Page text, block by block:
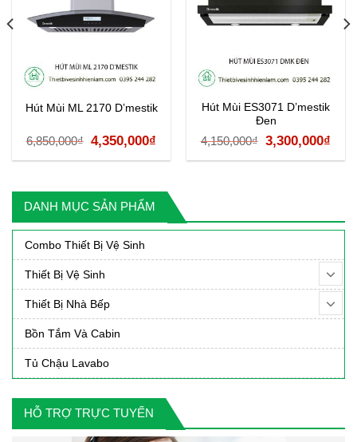
DANH MỤC SẢN PHẨM
Combo Thiết Bị Vệ Sinh
Thiết Bị Vệ Sinh
Thiết Bị Nhà Bếp
Bồn Tắm Và Cabin
Tủ Chậu Lavabo
HỖ TRỢ TRỰC TUYẾN
Hút Mùi ML 2170 D’mestik
6,850,000₫ Giá
gốc
6,850,000₫.
4,350,000₫
hiện
4,350,000₫.
Hút Mùi ES3071 D’mestik
Đen
4,150,000₫ Giá
gốc
3,300,000₫
hiện